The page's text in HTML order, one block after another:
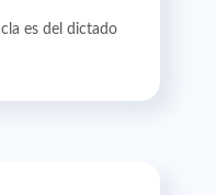
es del dictado